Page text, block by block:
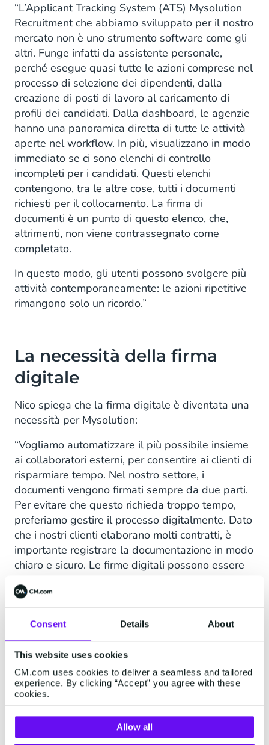
Consent Details About
This website uses cookies
CM.com uses cookies to deliver a seamless and tailored
experience. By clicking “Accept” you agree with these
cookies.
Allow all
“L’Applicant Tracking System (ATS) Mysolution
Recruitment che abbiamo sviluppato per il nostro
mercato non è uno strumento software come gli
altri. Funge infatti da assistente personale,
perché esegue quasi tutte le azioni comprese nel
processo di selezione dei dipendenti, dalla
creazione di posti di lavoro al caricamento di
profili dei candidati. Dalla dashboard, le agenzie
hanno una panoramica diretta di tutte le attività
aperte nel workflow. In più, visualizzano in modo
immediato se ci sono elenchi di controllo
incompleti per i candidati. Questi elenchi
contengono, tra le altre cose, tutti i documenti
richiesti per il collocamento. La firma di
documenti è un punto di questo elenco, che,
altrimenti, non viene contrassegnato come
completato.
In questo modo, gli utenti possono svolgere più
attività contemporaneamente: le azioni ripetitive
rimangono solo un ricordo.”
La necessità della firma
digitale
Nico spiega che la firma digitale è diventata una
necessità per Mysolution:
“Vogliamo automatizzare il più possibile insieme
ai collaboratori esterni, per consentire ai clienti di
risparmiare tempo. Nel nostro settore, i
documenti vengono firmati sempre da due parti.
Per evitare che questo richieda troppo tempo,
preferiamo gestire il processo digitalmente. Dato
che i nostri clienti elaborano molti contratti, è
importante registrare la documentazione in modo
chiaro e sicuro. Le firme digitali possono essere
Signha rappresentato una soluzione ideale.”